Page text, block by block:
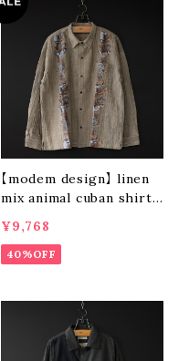
【modem design】 linen
mix animal cuban shirt
¥9,768
40%OFF